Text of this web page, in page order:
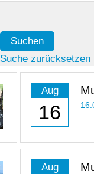
Suchen
Suche zurücksetzen
Aug
16
Aug